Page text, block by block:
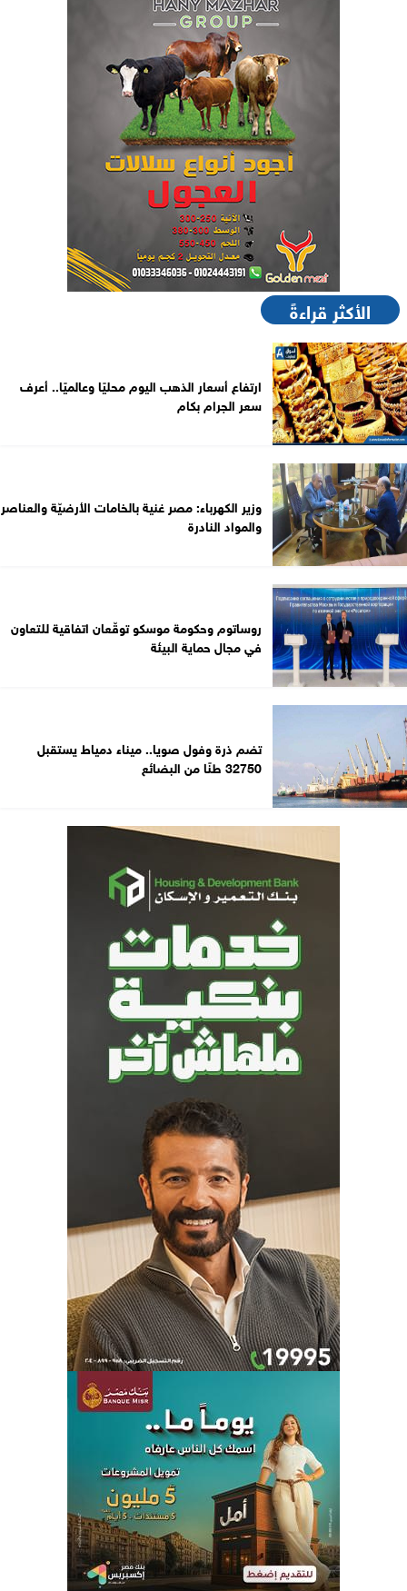
الأكثر قراءةً
ارتفاع أسعار الذهب اليوم محليًا وعالميًا.. أعرف
سعر الجرام بكام
وزير الكهرباء: مصر غنية بالخامات الأرضيّة والعناصر
والمواد النادرة
روساتوم وحكومة موسكو توقّعان اتفاقية للتعاون
في مجال حماية البيئة
تضم ذرة وفول صويا.. ميناء دمياط يستقبل
32750 طنًا من البضائع